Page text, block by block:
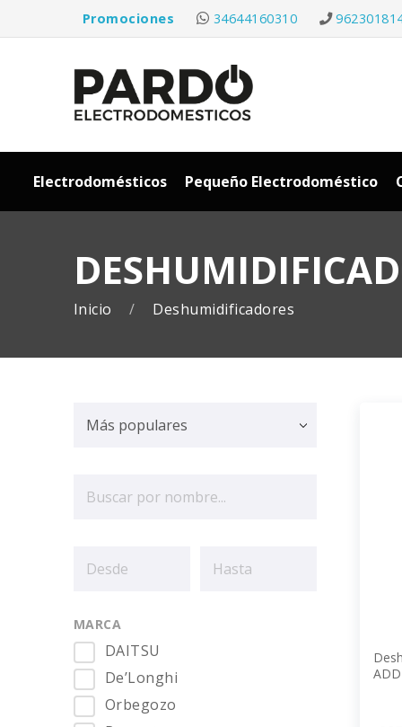
Promociones 34644160310
Electrodomésticos Pequeño Electrodoméstico
Inicio Deshumidificadores
MARCA
DAITSU
De’Longhi
Orbegozo